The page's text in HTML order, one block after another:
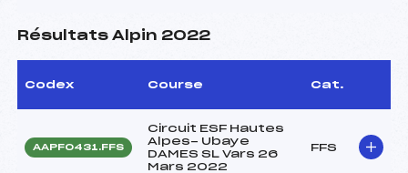
Résultats Alpin 2022
Codex Course Cat.
AAPF0431.FFS
Circuit ESF Hautes
Alpes- Ubaye
DAMES SL Vars 26
Mars 2022
FFS